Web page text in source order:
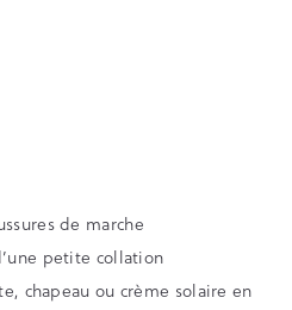
de marche
petite collation
chapeau ou crème solaire en